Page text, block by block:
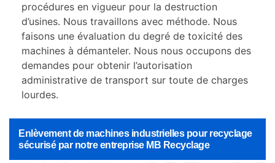
Enlèvement de machines industrielles pour recyclage
sécurisé par notre entreprise MB Recyclage
procédures en vigueur pour la destruction
d’usines. Nous travaillons avec méthode. Nous
faisons une évaluation du degré de toxicité des
machines à démanteler. Nous nous occupons des
demandes pour obtenir l’autorisation
administrative de transport sur toute de charges
lourdes.